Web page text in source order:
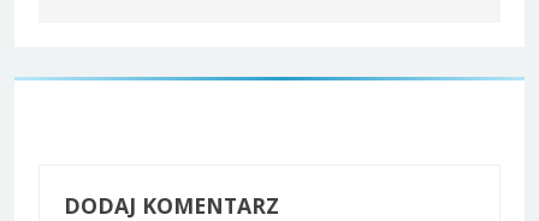
DODAJ KOMENTARZ